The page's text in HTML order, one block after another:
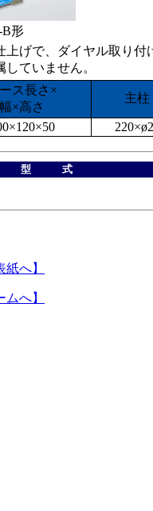
形
上げで、ダイヤル取り付
ていません。
ス長さ×
幅×高さ
主柱
型 式
へ】
へ】